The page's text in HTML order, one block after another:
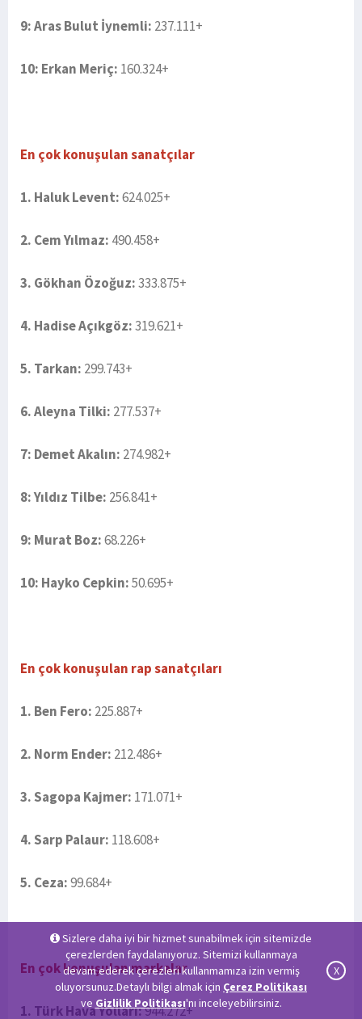
9: Aras Bulut İynemli: 237.111+
10: Erkan Meriç: 160.324+
En çok konuşulan sanatçılar
1. Haluk Levent:624.025+
2. Cem Yılmaz: 490.458+
3. Gökhan Özoğuz:333.875+
4. Hadise Açıkgöz:319.621+
5. Tarkan: 299.743+
6. Aleyna Tilki: 277.537+
7: Demet Akalın: 274.982+
8: Yıldız Tilbe: 256.841+
9: Murat Boz:68.226+
10: Hayko Cepkin:50.695+
En çok konuşulan rap sanatçıları
1. Ben Fero: 225.887+
2. Norm Ender: 212.486+
3. Sagopa Kajmer: 171.071+
4. Sarp Palaur: 118.608+
5. Ceza:99.684+
En çok konuşulan markalar
1. Türk Hava Yolları:944.272+
Sizlere daha iyi bir hizmet sunabilmek için sitemizde
çerezlerden faydalanıyoruz. Sitemizi kullanmaya
devam ederek çerezleri kullanmamıza izin vermiş
oluyorsunuz.Detaylı bilgi almak için Çerez Politikası
ve Gizlilik Politikası'nı inceleyebilirsiniz.
X